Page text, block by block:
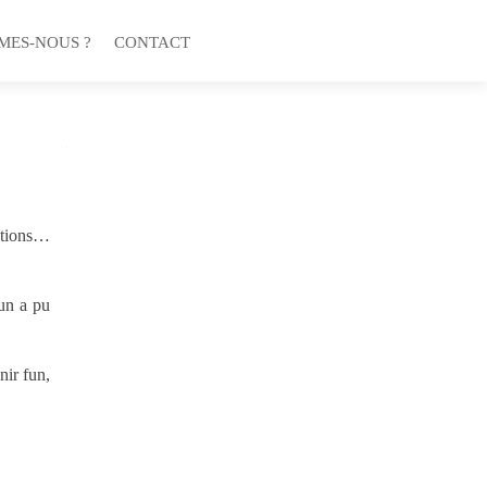
NOUS ? CONTACT
a pu
fun,